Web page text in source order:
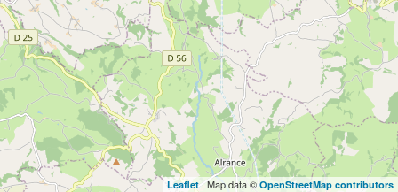
Leaflet| Map data © OpenStreetMap contributors